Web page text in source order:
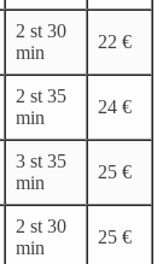
2 st 30
min
22 €
2 st 35
min
24 €
3 st 35
min
25 €
2 st 30
min
25 €